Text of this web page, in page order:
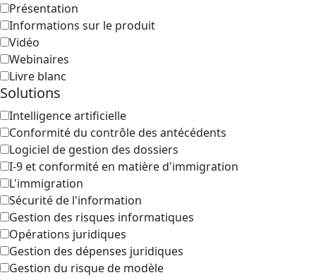
Présentation
Informations sur le produit
Vidéo
Webinaires
Livre blanc
Solutions
Intelligence artificielle
Conformité du contrôle des antécédents
Logiciel de gestion des dossiers
I-9 et conformité en matière d'immigration
L'immigration
Sécurité de l'information
Gestion des risques informatiques
Opérations juridiques
Gestion des dépenses juridiques
Gestion du risque de modèle